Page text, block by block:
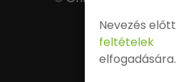
Powered by
Nevezés
feltételek
elfogadására.